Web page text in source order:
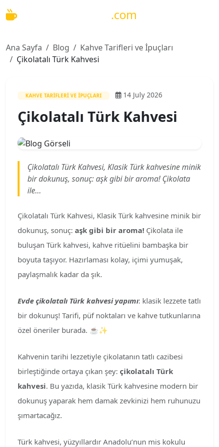
.com
Ana Sayfa Blog
Kahve Tarifleri ve İpuçları
Çikolatalı Türk Kahvesi
KAHVE TARIFLERI VE İPUÇLARI 14 July 2026
Çikolatalı Türk Kahvesi
Çikolatalı Türk Kahvesi, Klasik Türk kahvesine minik
bir dokunuş, sonuç: aşk gibi bir aroma! Çikolata
ile…
Çikolatalı Türk Kahvesi, Klasik Türk kahvesine minik bir
dokunuş, sonuç: aşk gibi bir aroma! Çikolata ile
buluşan Türk kahvesi, kahve ritüelini bambaşka bir
boyuta taşıyor. Hazırlaması kolay, içimi yumuşak,
paylaşmalık kadar da şık.
Evde çikolatalı Türk kahvesi yapımı: klasik lezzete tatlı
bir dokunuş! Tarifi, püf noktaları ve kahve tutkunlarına
özel öneriler burada. ☕✨
Kahvenin tarihi lezzetiyle çikolatanın tatlı cazibesi
birleştiğinde ortaya çıkan şey: çikolatalı Türk
kahvesi. Bu yazıda, klasik Türk kahvesine modern bir
dokunuş yaparak hem damak zevkinizi hem ruhunuzu
şımartacağız.
Türk kahvesi, yüzyıllardır Anadolu’nun mis kokulu